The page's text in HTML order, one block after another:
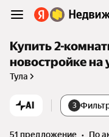
Купить 2-
новостройке на
Тула
AI 3
51 предложение •
по